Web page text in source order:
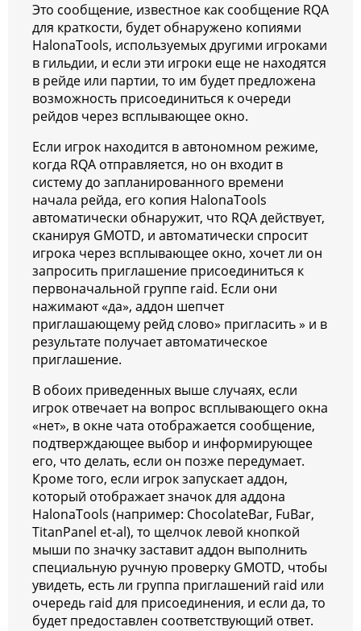
Это сообщение, известное как сообщение RQA
для краткости, будет обнаружено копиями
HalonaTools, используемых другими игроками
в гильдии, и если эти игроки еще не находятся
в рейде или партии, то им будет предложена
возможность присоединиться к очереди
рейдов через всплывающее окно.
Если игрок находится в автономном режиме,
когда RQA отправляется, но он входит в
систему до запланированного времени
начала рейда, его копия HalonaTools
автоматически обнаружит, что RQA действует,
сканируя GMOTD, и автоматически спросит
игрока через всплывающее окно, хочет ли он
запросить приглашение присоединиться к
первоначальной группе raid. Если они
нажимают «да», аддон шепчет
приглашающему рейд слово» пригласить » и в
результате получает автоматическое
приглашение.
В обоих приведенных выше случаях, если
игрок отвечает на вопрос всплывающего окна
«нет», в окне чата отображается сообщение,
подтверждающее выбор и информирующее
его, что делать, если он позже передумает.
Кроме того, если игрок запускает аддон,
который отображает значок для аддона
HalonaTools (например: ChocolateBar, FuBar,
TitanPanel et-al), то щелчок левой кнопкой
мыши по значку заставит аддон выполнить
специальную ручную проверку GMOTD, чтобы
увидеть, есть ли группа приглашений raid или
очередь raid для присоединения, и если да, то
будет предоставлен соответствующий ответ.